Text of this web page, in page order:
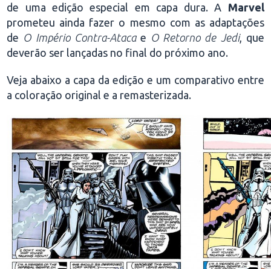
de uma edição especial em capa dura. A Marvel
prometeu ainda fazer o mesmo com as adaptações
de O Império Contra-Atacae O Retorno de Jedi, que
deverão ser lançadas no final do próximo ano.
Veja abaixo a capa da edição e um comparativo entre
a coloração original e a remasterizada.